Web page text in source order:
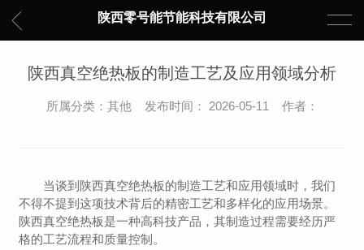
陕西零号能节能科技有限公司
陕西真空绝热板的制造工艺及应用领域分析
所属分类：其他 发布时间： 2026-05-11 作者：
当谈到陕西真空绝热板的制造工艺和应用领域时，我们
不得不提到这项技术背后的精密工艺和多样化的应用场景。
陕西真空绝热板是一种高科技产品，其制造过程需要经历严
格的工艺流程和质量控制。